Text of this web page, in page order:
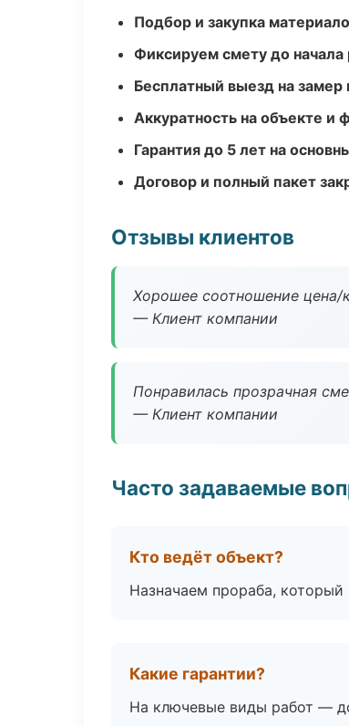
Подбор и закупка
Фиксируем смету до начала
Бесплатный выезд на
Аккуратность на объекте и
Гарантия до 5 лет на
Договор и полный пакет
Отзывы клиентов
Хорошее соотношение
— Клиент компании
Понравилась прозрачная
— Клиент компании
Часто задаваемые
Кто ведёт объект?
Назначаем прораба, который
Какие гарантии?
На ключевые виды работ —